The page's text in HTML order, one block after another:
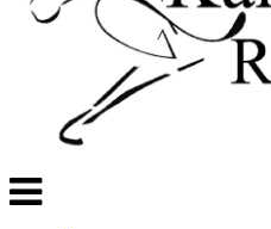
Veksle
navigasjon